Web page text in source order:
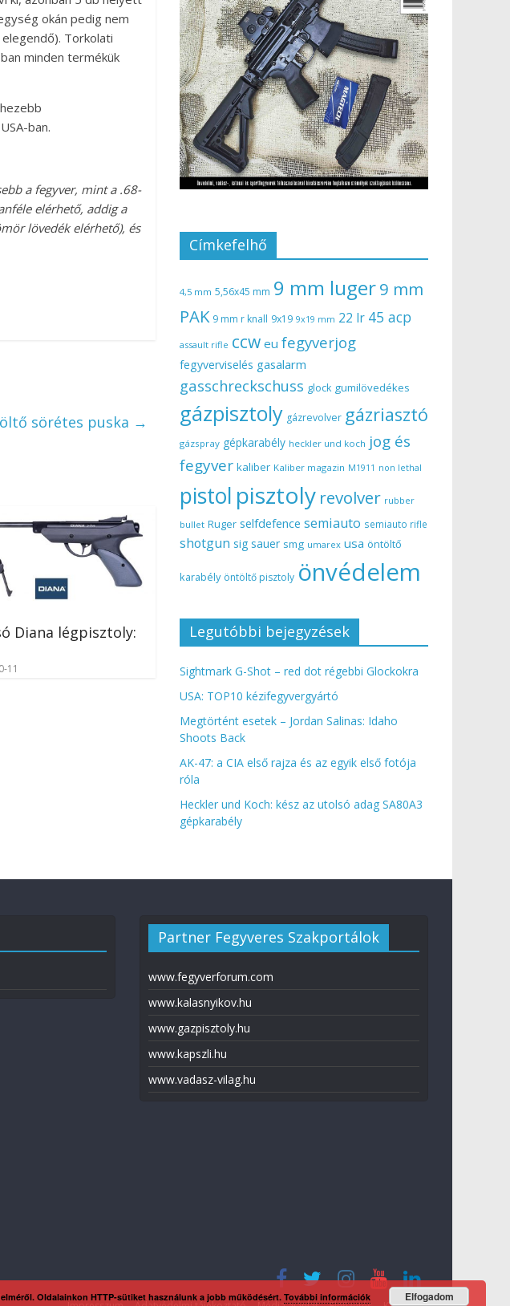
okán pedig nem
Torkolati
minden termékük
ban.
a fegyver, mint a .68-
elérhető, addig a
lövedék elérhető), és
sörétes puska →
Diana légpisztoly:
11
Címkefelhő
4,5 mm 5,56x45 mm 9 mm luger9 mm
PAK 9 mm r knall 9x19 9x19 mm 22 lr 45 acp
assault rifle ccw eu fegyverjog
fegyverviselés gasalarm
gasschreckschuss glock gumilövedékes
gázpisztoly gázrevolver gázriasztó
gázspray gépkarabély heckler und koch jog és
fegyver kaliber Kaliber magazin M1911 non lethal
pistol pisztoly revolver rubber
bullet Ruger selfdefence semiauto semiauto rifle
shotgun sig sauer smg umarex usa öntöltő
karabély öntöltő pisztoly önvédelem
Legutóbbi bejegyzések
Sightmark G-Shot – red dot régebbi Glockokra
USA: TOP10 kézifegyvergyártó
Megtörtént esetek – Jordan Salinas: Idaho
Shoots Back
AK-47: a CIA első rajza és az egyik első fotója
róla
Heckler und Koch: kész az utolsó adag SA80A3
gépkarabély
Partner Fegyveres Szakportálok
www.fegyverforum.com
www.kalasnyikov.hu
www.gazpisztoly.hu
www.kapszli.hu
www.vadasz-vilag.hu
Oldalainkon HTTP-sütiket használunk a jobb működésért.További információk Elfogadom